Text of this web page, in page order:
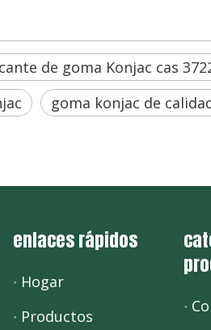
de goma Konjac cas
goma konjac de
enlaces rápidos
Hogar
Productos